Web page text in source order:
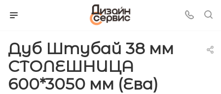
Дуб Штубай 38 мм
СТОЛЕШНИЦА
600*3050 мм (Ева)